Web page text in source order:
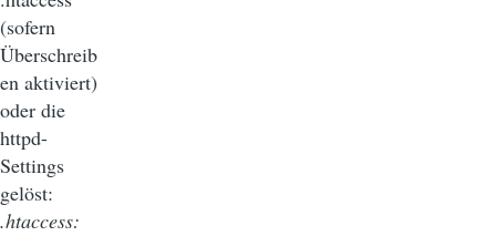
(sofern
Überschreib
en aktiviert)
oder die
httpd-
Settings
gelöst:
.htaccess: